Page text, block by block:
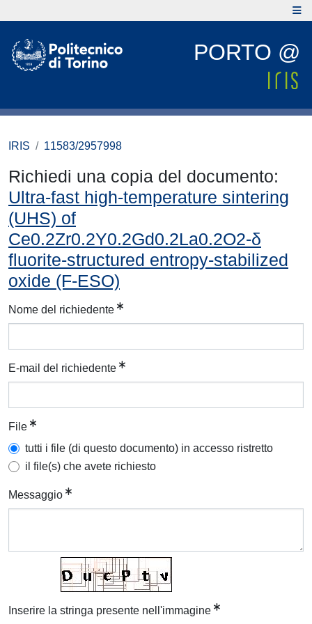
PORTO @
IRIS 11583/2957998
Richiedi una copia del documento:
Ultra-fast high-temperature sintering
(UHS) of
Ce0.2Zr0.2Y0.2Gd0.2La0.2O2-δ
fluorite-structured entropy-stabilized
oxide (F-ESO)
Nome del richiedente
E-mail del richiedente
File
tutti i file (di questo documento) in accesso ristretto
il file(s) che avete richiesto
Messaggio
Inserire la stringa presente nell'immagine